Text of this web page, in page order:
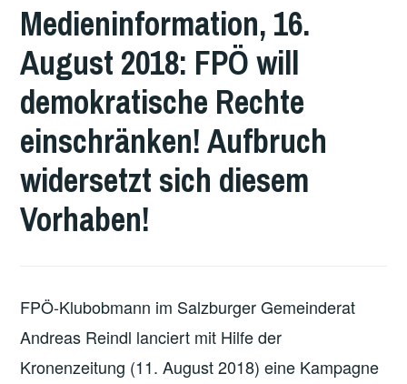
Medieninformation, 16.
August 2018: FPÖ will
demokratische Rechte
einschränken! Aufbruch
widersetzt sich diesem
Vorhaben!
FPÖ-Klubobmann im Salzburger Gemeinderat
Andreas Reindl lanciert mit Hilfe der
Kronenzeitung (11. August 2018) eine Kampagne